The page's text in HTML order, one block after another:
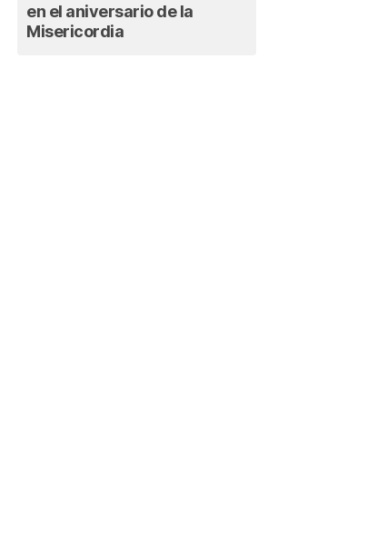
en el aniversario de la
Misericordia